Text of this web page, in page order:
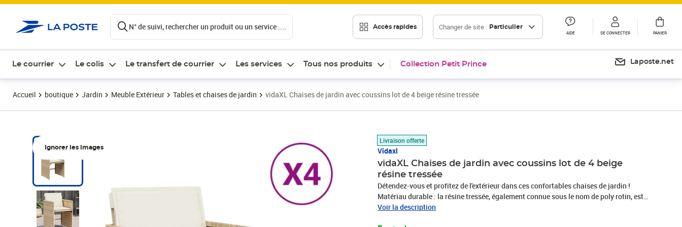
N° de suivi, rechercher un produit ou un service .... Accès rapides Changer de site : Particulier
AIDE SE CONNECTER PANIER
Le courrier Le colis Le transfert de courrier Les services Tous nos produits Collection Petit Prince Laposte.net
Accueil boutique Jardin Meuble Extérieur Tables et chaises de jardin vidaXL Chaises de jardin avec coussins lot de 4 beige résine tressée
Ignorer les images
Livraison offerte
Vidaxl
vidaXL Chaises de jardin avec coussins lot de 4 beige
résine tressée
Détendez-vous et profitez de l'extérieur dans ces confortables chaises de jardin !
Matériau durable : la résine tressée, également connue sous le nom de poly rotin, est
un matériau synthétique solide et nécessitant peu d'entretien qui ressemble au rotin
Voir la description
Prix 174,99€